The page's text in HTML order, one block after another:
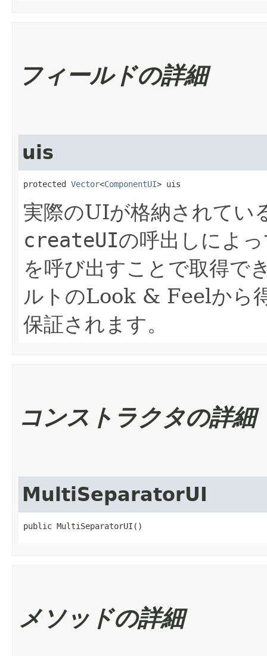
フィールドの詳細
uis
protected Vector<ComponentUI> uis
実際のUIが格納されてい
createUIの呼出しによ
を呼び出すことで取得で
ルトのLook & Feelから
保証されます。
コンストラクタの詳細
MultiSeparatorUI
public MultiSeparatorUI()
メソッドの詳細